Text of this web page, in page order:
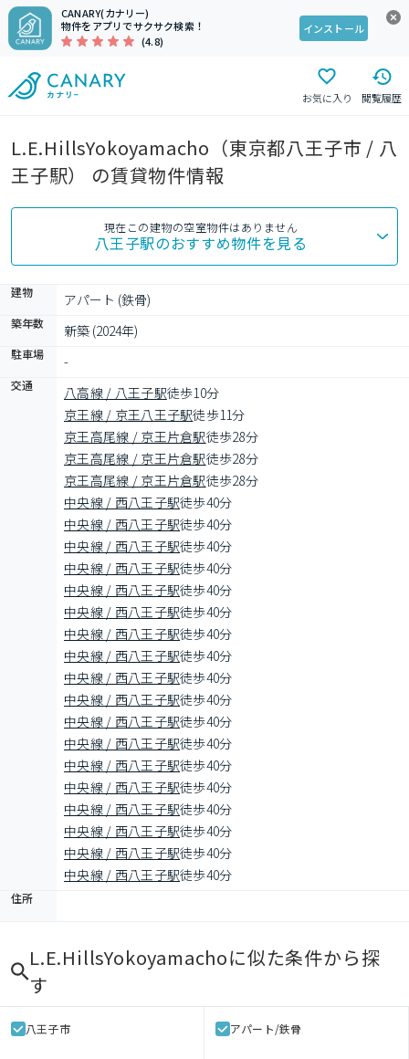
CANARY(カナリー)
物件をアプリでサクサク検索！
(4.8)
インストール
お気に入り 閲覧履歴
L.E.HillsYokoyamacho（東京都八王子市 / 八
王子駅） の賃貸物件情報
現在この建物の空室物件はありません
八王子駅のおすすめ物件を見る
建物 アパート (鉄骨)
築年数 新築 (2024年)
駐車場 -
交通 八高線 / 八王子駅徒歩10分
京王線 / 京王八王子駅徒歩11分
京王高尾線 / 京王片倉駅徒歩28分
京王高尾線 / 京王片倉駅徒歩28分
京王高尾線 / 京王片倉駅徒歩28分
中央線 / 西八王子駅徒歩40分
中央線 / 西八王子駅徒歩40分
中央線 / 西八王子駅徒歩40分
中央線 / 西八王子駅徒歩40分
中央線 / 西八王子駅徒歩40分
中央線 / 西八王子駅徒歩40分
中央線 / 西八王子駅徒歩40分
中央線 / 西八王子駅徒歩40分
中央線 / 西八王子駅徒歩40分
中央線 / 西八王子駅徒歩40分
中央線 / 西八王子駅徒歩40分
中央線 / 西八王子駅徒歩40分
中央線 / 西八王子駅徒歩40分
中央線 / 西八王子駅徒歩40分
中央線 / 西八王子駅徒歩40分
中央線 / 西八王子駅徒歩40分
中央線 / 西八王子駅徒歩40分
中央線 / 西八王子駅徒歩40分
住所
L.E.HillsYokoyamachoに似た条件から探
す
八王子市 アパート/鉄骨